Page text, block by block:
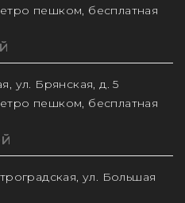
пешком, бесплатная
ул. Брянская, д. 5
пешком, бесплатная
ул. Большая